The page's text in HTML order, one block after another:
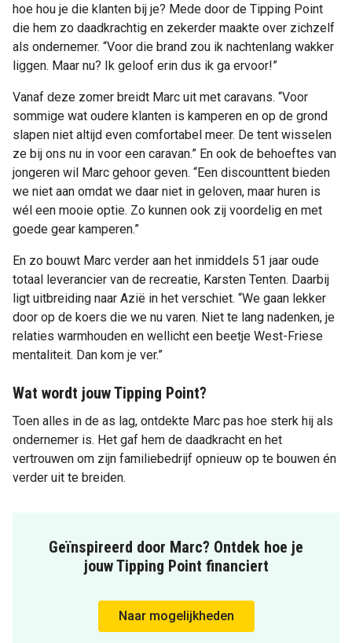
hoe hou je die klanten bij je? Mede door de Tipping Point
die hem zo daadkrachtig en zekerder maakte over zichzelf
als ondernemer. “Voor die brand zou ik nachtenlang wakker
liggen. Maar nu? Ik geloof erin dus ik ga ervoor!”
Vanaf deze zomer breidt Marc uit met caravans. “Voor
sommige wat oudere klanten is kamperen en op de grond
slapen niet altijd even comfortabel meer. De tent wisselen
ze bij ons nu in voor een caravan.” En ook de behoeftes van
jongeren wil Marc gehoor geven. “Een discounttent bieden
we niet aan omdat we daar niet in geloven, maar huren is
wél een mooie optie. Zo kunnen ook zij voordelig en met
goede gear kamperen.”
En zo bouwt Marc verder aan het inmiddels 51 jaar oude
totaal leverancier van de recreatie, Karsten Tenten. Daarbij
ligt uitbreiding naar Azië in het verschiet. “We gaan lekker
door op de koers die we nu varen. Niet te lang nadenken, je
relaties warmhouden en wellicht een beetje West-Friese
mentaliteit. Dan kom je ver.”
Wat wordt jouw Tipping Point?
Toen alles in de as lag, ontdekte Marc pas hoe sterk hij als
ondernemer is. Het gaf hem de daadkracht en het
vertrouwen om zijn familiebedrijf opnieuw op te bouwen én
verder uit te breiden.
Geïnspireerd door Marc? Ontdek hoe je
jouw Tipping Point financiert
Naar mogelijkheden